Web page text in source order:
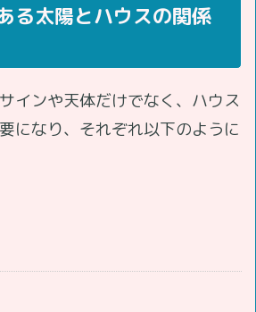
る太陽とハウスの関係
インや天体だけでなく、ハウス
になり、それぞれ以下のように